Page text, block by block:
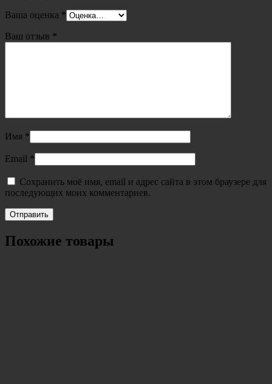
Ваша оценка *
Ваш отзыв *
Имя *
Email *
Сохранить моё имя, email и адрес сайта в этом браузере для
последующих моих комментариев.
Похожие товары